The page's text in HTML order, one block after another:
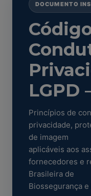
DOCUMENTO
LGPD
Princípios de
privacidade,
de imagem
aplicáveis aos
fornecedores e
Brasileira de
Biossegurança